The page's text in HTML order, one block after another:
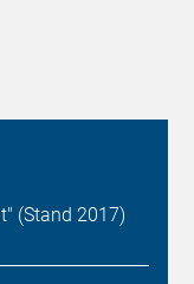
(Stand 2017)